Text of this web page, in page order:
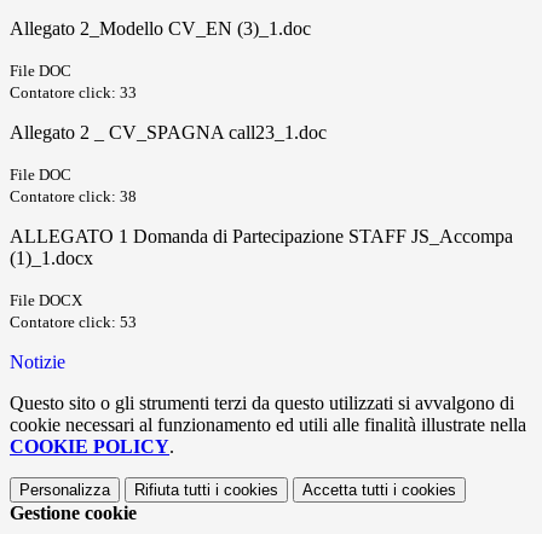
Allegato 2_Modello CV_EN (3)_1.doc
File DOC
Contatore click: 33
Allegato 2 _ CV_SPAGNA call23_1.doc
File DOC
Contatore click: 38
ALLEGATO 1 Domanda di Partecipazione STAFF JS_Accompa
(1)_1.docx
File DOCX
Contatore click: 53
Notizie
Questo sito o gli strumenti terzi da questo utilizzati si avvalgono di
cookie necessari al funzionamento ed utili alle finalità illustrate nella
COOKIE POLICY.
Personalizza Rifiuta tutti i cookies Accetta tutti i cookies
Gestione cookie